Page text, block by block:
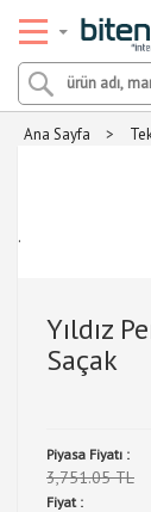
Ana Sayfa >
.
Yıldız
Saçak
Piyasa Fiyatı :
3,751.05 TL
Fiyat :